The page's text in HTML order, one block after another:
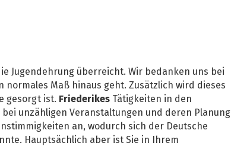
Jugendehrung überreicht. Wir bedanken uns bei
Maß hinaus geht. Zusätzlich wird dieses
gesorgt ist. Friederikes Tätigkeiten in den
unzähligen Veranstaltungen und deren Planung
an, wodurch sich der Deutsche
Hauptsächlich aber ist Sie in Ihrem